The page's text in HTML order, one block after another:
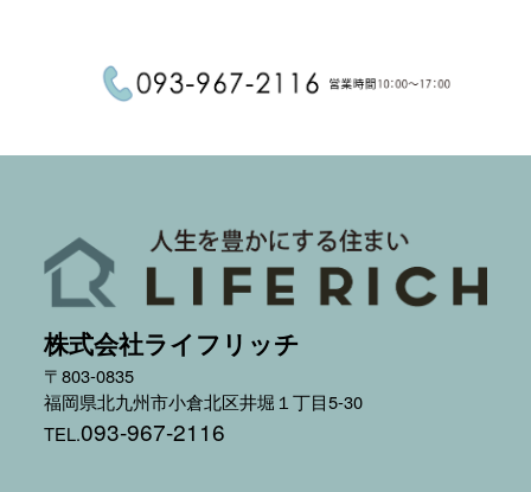
株式会社ライフリッチ
〒803-0835
福岡県北九州市小倉北区井堀１丁目5-30
TEL.093-967-2116